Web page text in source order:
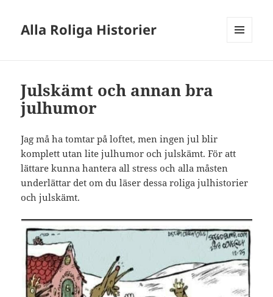
Alla Roliga Historier
Julskämt och annan bra
julhumor
Jag må ha tomtar på loftet, men ingen jul blir
komplett utan lite julhumor och julskämt. För att
lättare kunna hantera all stress och alla måsten
underlättar det om du läser dessa roliga julhistorier
och julskämt.